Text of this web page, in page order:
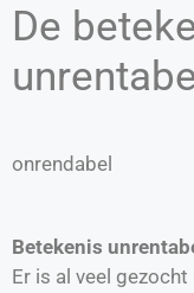
De
onrendabel
Betekenis
Er is al veel